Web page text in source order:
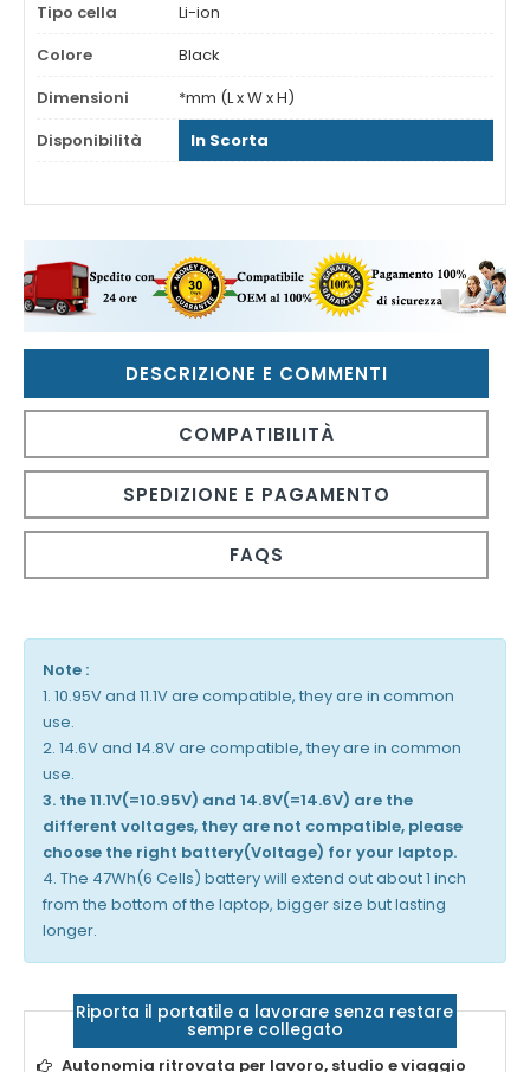
Tipo cella
Li-ion
Colore
Black
Dimensioni
*mm (L x W x H)
Disponibilità
In Scorta
DESCRIZIONE E COMMENTI
COMPATIBILITÀ
SPEDIZIONE E PAGAMENTO
FAQS
Note :
1. 10.95V and 11.1V are compatible, they are in common
use.
2. 14.6V and 14.8V are compatible, they are in common
use.
3. the 11.1V(=10.95V) and 14.8V(=14.6V) are the
different voltages, they are not compatible, please
choose the right battery(Voltage) for your laptop.
4. The 47Wh(6 Cells) battery will extend out about 1 inch
from the bottom of the laptop, bigger size but lasting
longer.
Riporta il portatile a lavorare senza restare
sempre collegato
Autonomia ritrovata per lavoro, studio e viaggio